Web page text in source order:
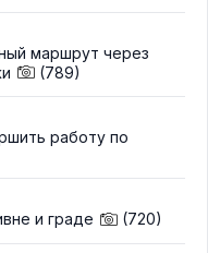
маршрут через
(789)
работу по
и граде (720)